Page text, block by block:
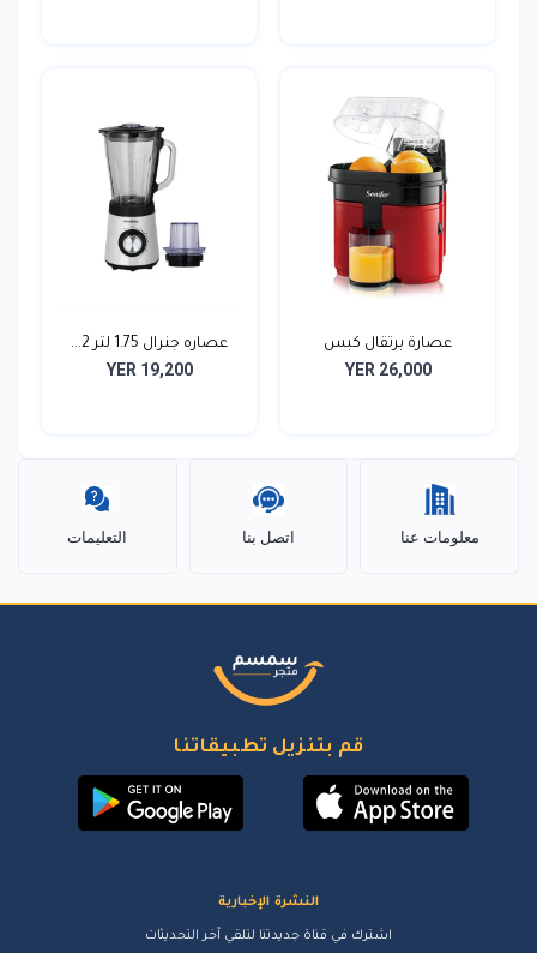
عصارة برتقال كبس
YER 26,000
عصاره جنرال 1.75 لتر 2...
YER 19,200
معلومات عنا اتصل بنا التعليمات
قم بتنزيل تطبيقاتنا
النشرة الإخبارية
اشترك في قناة جديدتنا لتلقي آخر التحديثات